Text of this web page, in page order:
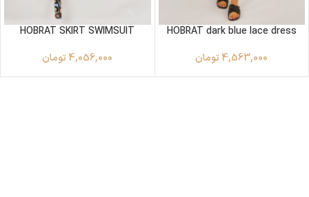
HOBRAT dark blue lace dress
4,563,000 تومان
HOBRAT SKIRT SWIMSUIT
4,056,000 تومان